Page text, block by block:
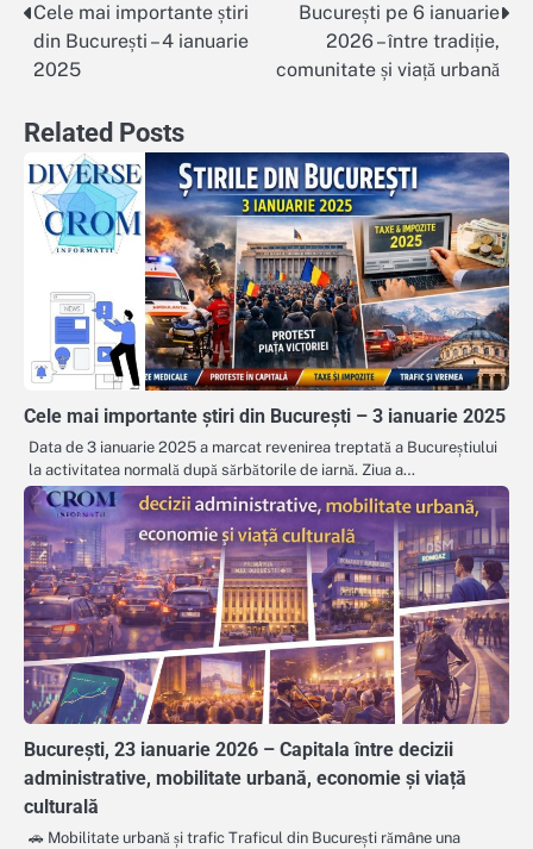
Navigare
în
Cele mai importante știri
din București – 4 ianuarie
2025
București pe 6 ianuarie
2026 – între tradiție,
comunitate și viață urbană
Related Posts
Cele mai importante știri din București – 3 ianuarie 2025
Data de 3 ianuarie 2025 a marcat revenirea treptată a Bucureștiului
la activitatea normală după sărbătorile de iarnă. Ziua a…
București, 23 ianuarie 2026 – Capitala între decizii
administrative, mobilitate urbană, economie și viață
culturală
🚗 Mobilitate urbană și trafic Traficul din București rămâne una